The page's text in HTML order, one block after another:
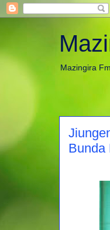
Mazingira
Bunda